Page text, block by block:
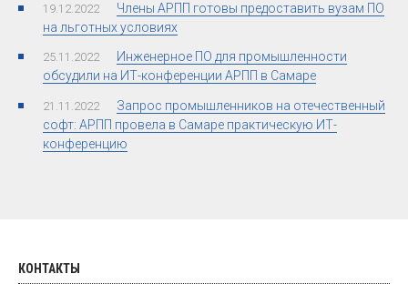
19.12.2022
Члены АРПП готовы предоставить вузам ПО
на льготных условиях
25.11.2022
Инженерное ПО для промышленности
обсудили на ИТ-конференции АРПП в Самаре
21.11.2022
Запрос промышленников на отечественный
софт: АРПП провела в Самаре практическую ИТ-
конференцию
КОНТАКТЫ